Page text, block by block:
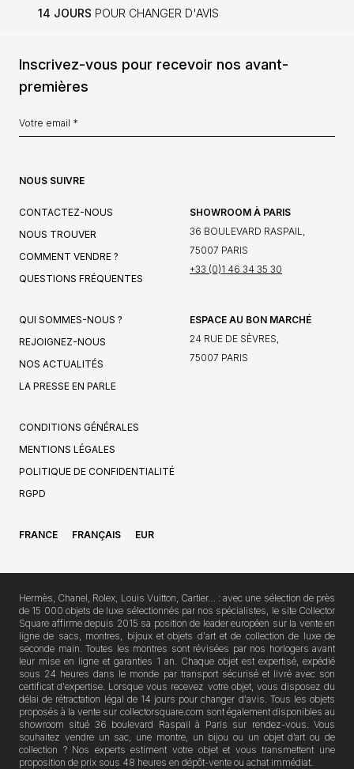
14 JOURS POUR CHANGER D'AVIS
Inscrivez-vous pour recevoir nos avant-
premières
NOUS SUIVRE
CONTACTEZ-NOUS
NOUS TROUVER
COMMENT VENDRE ?
QUESTIONS FRÉQUENTES
SHOWROOM À PARIS
36 BOULEVARD RASPAIL,
75007 PARIS
+33 (0)1 46 34 35 30
QUI SOMMES-NOUS ?
REJOIGNEZ-NOUS
NOS ACTUALITÉS
LA PRESSE EN PARLE
ESPACE AU BON MARCHÉ
24 RUE DE SÈVRES,
75007 PARIS
CONDITIONS GÉNÉRALES
MENTIONS LÉGALES
POLITIQUE DE CONFIDENTIALITÉ
RGPD
FRANCE FRANÇAIS EUR
Hermès, Chanel, Rolex, Louis Vuitton, Cartier… : avec une sélection de près
de 15 000 objets de luxe sélectionnés par nos spécialistes, le site Collector
Square affirme depuis 2015 sa position de leader européen sur la vente en
ligne de sacs, montres, bijoux et objets d'art et de collection de luxe de
seconde main. Toutes les montres sont révisées par nos horlogers avant
leur mise en ligne et garanties 1 an. Chaque objet est expertisé, expédié
sous 24 heures dans le monde par transport sécurisé et livré avec son
certificat d'expertise. Lorsque vous recevez votre objet, vous disposez du
délai de rétractation légal de 14 jours pour changer d'avis. Tous les objets
proposés à la vente sur collectorsquare.com sont également disponibles au
showroom situé 36 boulevard Raspail à Paris sur rendez-vous. Vous
souhaitez vendre un sac, une montre, un bijou ou un objet d’art ou de
collection ? Nos experts estiment votre objet et vous transmettent une
proposition de prix sous 48 heures en dépôt-vente ou achat immédiat.